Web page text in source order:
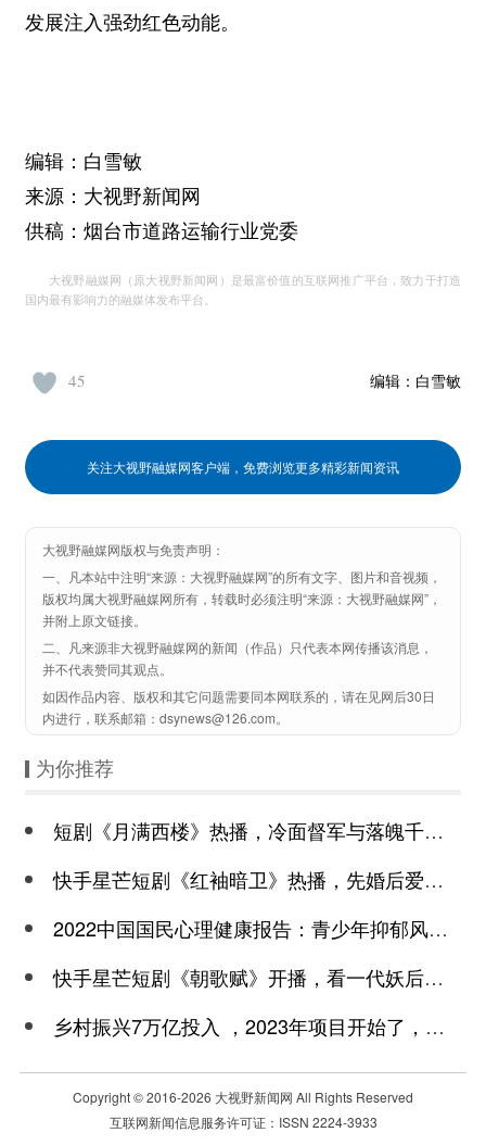
发展注入强劲红色动能。
编辑：白雪敏
来源：大视野新闻网
供稿：烟台市道路运输行业党委
大视野融媒网（原大视野新闻网）是最富价值的互联网推广平台，致力于打造
国内最有影响力的融媒体发布平台。
编辑： 白雪敏
45
关注大视野融媒网客户端，免费浏览更多精彩新闻资讯
大视野融媒网版权与免责声明：
一、凡本站中注明“来源：大视野融媒网”的所有文字、图片和音视频，
版权均属大视野融媒网所有，转载时必须注明“来源：大视野融媒网”，
并附上原文链接。
二、凡来源非大视野融媒网的新闻（作品）只代表本网传播该消息，
并不代表赞同其观点。
如因作品内容、版权和其它问题需要同本网联系的，请在见网后30日
内进行，联系邮箱：dsynews@126.com。
为你推荐
短剧《月满西楼》热播，冷面督军与落魄千金谱写民国传奇
快手星芒短剧《红袖暗卫》热播，先婚后爱诠释别样浪漫
2022中国国民心理健康报告：青少年抑郁风险高于成年
快手星芒短剧《朝歌赋》开播，看一代妖后与心机皇上极限拉扯
乡村振兴7万亿投入 ，2023年项目开始了，总有一个适合你
Copyright © 2016-2026 大视野新闻网 All Rights Reserved
互联网新闻信息服务许可证：ISSN 2224-3933